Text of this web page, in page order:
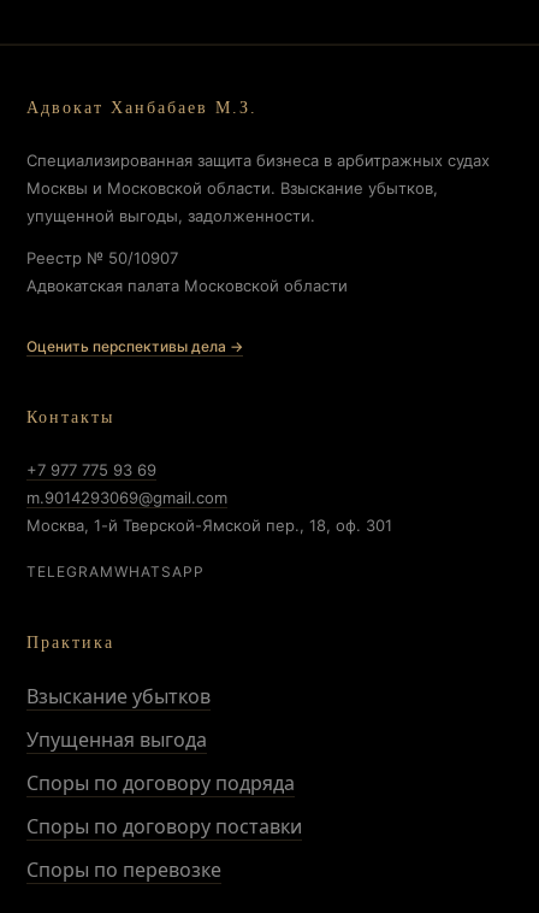
Адвокат Ханбабаев М.З.
Специализированная защита бизнеса в арбитражных судах
Москвы и Московской области. Взыскание убытков,
упущенной выгоды, задолженности.
Реестр № 50/10907
Адвокатская палата Московской области
Оценить перспективы дела →
Контакты
+7 977 775 93 69
m.9014293069@gmail.com
Москва, 1-й Тверской-Ямской пер., 18, оф. 301
TELEGRAMWHATSAPP
Практика
Взыскание убытков
Упущенная выгода
Споры по договору подряда
Споры по договору поставки
Споры по перевозке